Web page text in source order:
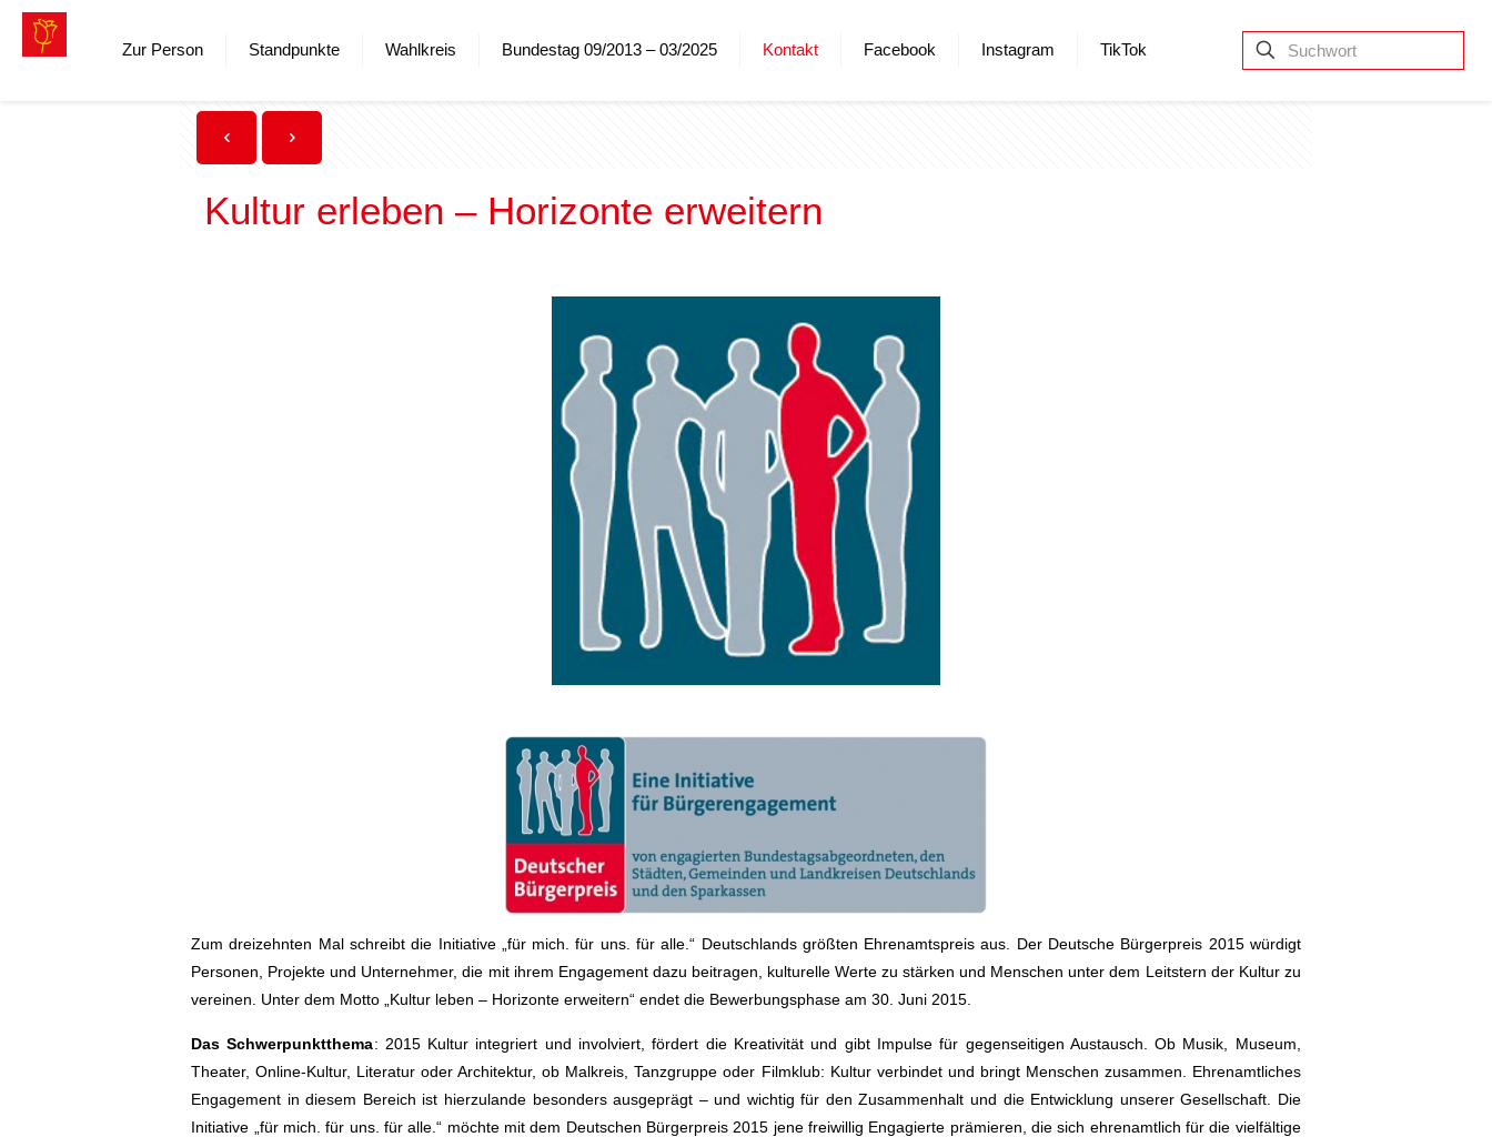
Zur Person Standpunkte Wahlkreis Bundestag 09/2013 – 03/2025 Kontakt Facebook Instagram TikTok
Kultur erleben – Horizonte erweitern
Zum dreizehnten Mal schreibt die Initiative „für mich. für uns. für alle.“ Deutschlands größten Ehrenamtspreis aus. Der Deutsche Bürgerpreis 2015 würdigt
Personen, Projekte und Unternehmer, die mit ihrem Engagement dazu beitragen, kulturelle Werte zu stärken und Menschen unter dem Leitstern der Kultur zu
vereinen. Unter dem Motto „Kultur leben – Horizonte erweitern“ endet die Bewerbungsphase am 30. Juni 2015.
Das Schwerpunktthema: 2015 Kultur integriert und involviert, fördert die Kreativität und gibt Impulse für gegenseitigen Austausch. Ob Musik, Museum,
Theater, Online-Kultur, Literatur oder Architektur, ob Malkreis, Tanzgruppe oder Filmklub: Kultur verbindet und bringt Menschen zusammen. Ehrenamtliches
Engagement in diesem Bereich ist hierzulande besonders ausgeprägt – und wichtig für den Zusammenhalt und die Entwicklung unserer Gesellschaft. Die
Initiative „für mich. für uns. für alle.“ möchte mit dem Deutschen Bürgerpreis 2015 jene freiwillig Engagierte prämieren, die sich ehrenamtlich für die vielfältige